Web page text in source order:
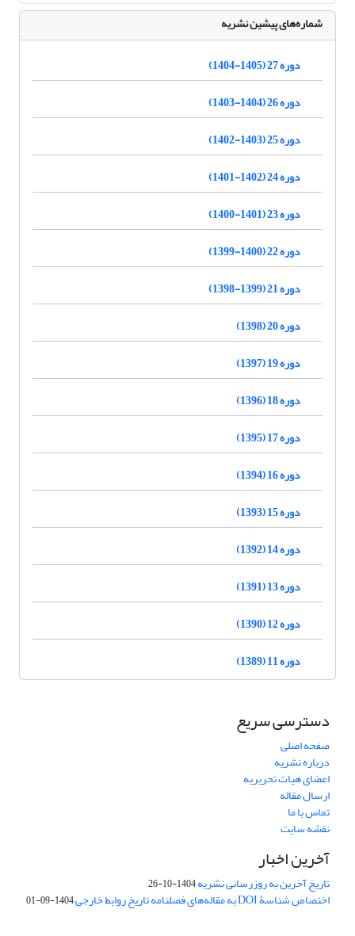
شماره‌های پیشین نشریه
دوره 27 (1405-1404)
دوره 26 (1404-1403)
دوره 25 (1403-1402)
دوره 24 (1402-1401)
دوره 23 (1401-1400)
دوره 22 (1400-1399)
دوره 21 (1399-1398)
دوره 20 (1398)
دوره 19 (1397)
دوره 18 (1396)
دوره 17 (1395)
دوره 16 (1394)
دوره 15 (1393)
دوره 14 (1392)
دوره 13 (1391)
دوره 12 (1390)
دوره 11 (1389)
دسترسی سریع
صفحه اصلی
درباره نشریه
اعضای هیات تحریریه
ارسال مقاله
تماس با ما
نقشه سایت
آخرین اخبار
تاریخ آخرین به روزرسانی نشریه1404-10-26
اختصاص شناسۀ DOI به مقاله‌های فصلنامه تاریخ روابط خارجی 1404-09-01